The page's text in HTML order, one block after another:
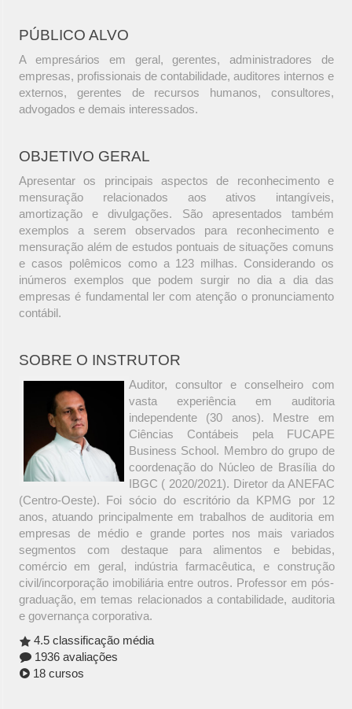
PÚBLICO ALVO
A empresários em geral, gerentes, administradores de
empresas, profissionais de contabilidade, auditores internos e
externos, gerentes de recursos humanos, consultores,
advogados e demais interessados.
OBJETIVO GERAL
Apresentar os principais aspectos de reconhecimento e
mensuração relacionados aos ativos intangíveis,
amortização e divulgações. São apresentados também
exemplos a serem observados para reconhecimento e
mensuração além de estudos pontuais de situações comuns
e casos polêmicos como a 123 milhas. Considerando os
inúmeros exemplos que podem surgir no dia a dia das
empresas é fundamental ler com atenção o pronunciamento
contábil.
SOBRE O INSTRUTOR
Auditor, consultor e conselheiro com
vasta experiência em auditoria
independente (30 anos). Mestre em
Ciências Contábeis pela FUCAPE
Business School. Membro do grupo de
coordenação do Núcleo de Brasília do
IBGC ( 2020/2021). Diretor da ANEFAC
(Centro-Oeste). Foi sócio do escritório da KPMG por 12
anos, atuando principalmente em trabalhos de auditoria em
empresas de médio e grande portes nos mais variados
segmentos com destaque para alimentos e bebidas,
comércio em geral, indústria farmacêutica, e construção
civil/incorporação imobiliária entre outros. Professor em pós-
graduação, em temas relacionados a contabilidade, auditoria
e governança corporativa.
4.5 classificação média
1936 avaliações
18 cursos